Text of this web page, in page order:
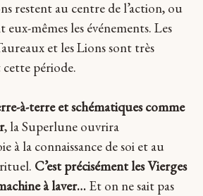
restent au centre de l’action, ou
mêmes les événements. Les
et les Lions sont très
période.
à-terre et schématiques comme
, la Superlune ouvrira
à la connaissance de soi et au
C’est précisément les Vierges
à laver… Et on ne sait pas